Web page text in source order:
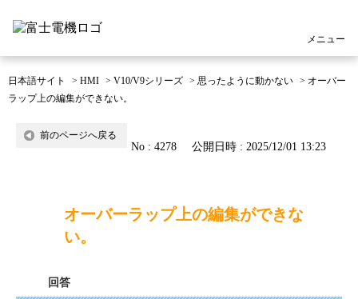
メニュー
日本語サイト > HMI > V10/V9シリーズ > 思ったように動かない > オーバー
ラップ上の編集ができない。
前のページへ戻る
No : 4278 公開日時 : 2025/12/01 13:23
オーバーラップ上の編集ができな
い。
回答